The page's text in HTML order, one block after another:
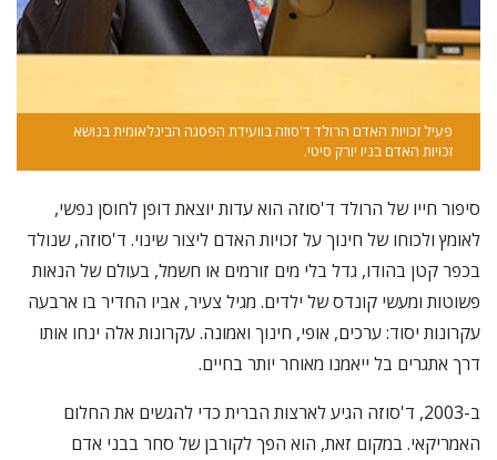
פעיל זכויות האדם הרולד ד'סוזה בוועידת הפסגה הבינלאומית בנושא
זכויות האדם בניו יורק סיטי.
סיפור חייו של הרולד ד'סוזה הוא עדות יוצאת דופן לחוסן נפשי,
לאומץ ולכוחו של חינוך על זכויות האדם ליצור שינוי. ד'סוזה, שנולד
בכפר קטן בהודו, גדל בלי מים זורמים או חשמל, בעולם של הנאות
פשוטות ומעשי קונדס של ילדים. מגיל צעיר, אביו החדיר בו ארבעה
עקרונות יסוד: ערכים, אופי, חינוך ואמונה. עקרונות אלה ינחו אותו
דרך אתגרים בל ייאמנו מאוחר יותר בחיים.
ב-2003, ד'סוזה הגיע לארצות הברית כדי להגשים את החלום
האמריקאי. במקום זאת, הוא הפך לקורבן של סחר בבני אדם